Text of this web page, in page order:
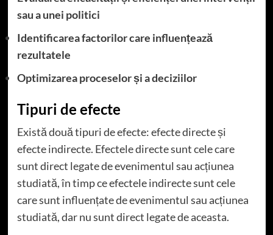
sau a unei politici
Identificarea factorilor care influențează
rezultatele
Optimizarea proceselor și a deciziilor
Tipuri de efecte
Există două tipuri de efecte: efecte directe și
efecte indirecte. Efectele directe sunt cele care
sunt direct legate de evenimentul sau acțiunea
studiată, în timp ce efectele indirecte sunt cele
care sunt influențate de evenimentul sau acțiunea
studiată, dar nu sunt direct legate de aceasta.